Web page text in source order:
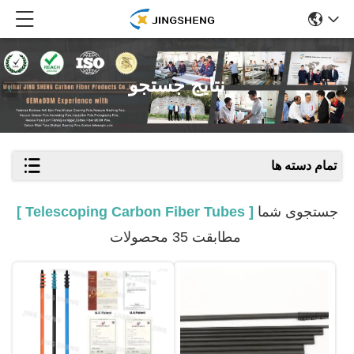
نتایج جستجو
تمام دسته ها
جستجوی شما [ Telescoping Carbon Fiber Tubes ]
مطابقت 35 محصولات